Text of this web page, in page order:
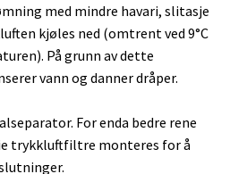
med mindre havari, slitasje
kjøles ned (omtrent ved 9°C
På grunn av dette
vann og danner dråper.
For enda bedre rene
trykkluftfiltre monteres for å